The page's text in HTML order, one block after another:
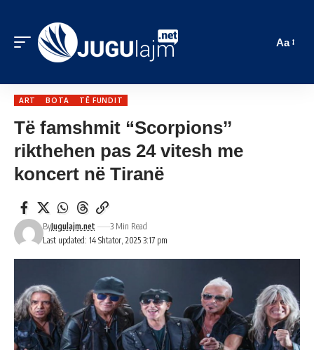
Aa
ART BOTA TË FUNDIT
Të famshmit “Scorpions’’
rikthehen pas 24 vitesh me
koncert në Tiranë
Last updated: 14 Shtator, 2025 3:17 pm
ByJugulajm.net 3 Min Read